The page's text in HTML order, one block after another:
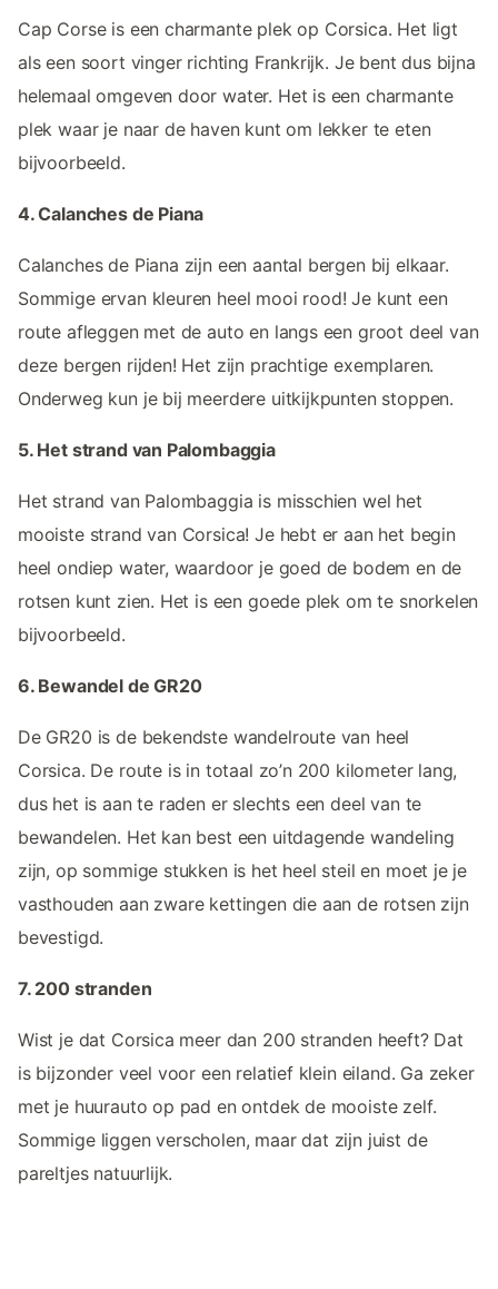
Cap Corse is een charmante plek op Corsica. Het ligt
als een soort vinger richting Frankrijk. Je bent dus bijna
helemaal omgeven door water. Het is een charmante
plek waar je naar de haven kunt om lekker te eten
bijvoorbeeld.
4. Calanches de Piana
Calanches de Piana zijn een aantal bergen bij elkaar.
Sommige ervan kleuren heel mooi rood! Je kunt een
route afleggen met de auto en langs een groot deel van
deze bergen rijden! Het zijn prachtige exemplaren.
Onderweg kun je bij meerdere uitkijkpunten stoppen.
5. Het strand van Palombaggia
Het strand van Palombaggia is misschien wel het
mooiste strand van Corsica! Je hebt er aan het begin
heel ondiep water, waardoor je goed de bodem en de
rotsen kunt zien. Het is een goede plek om te snorkelen
bijvoorbeeld.
6. Bewandel de GR20
De GR20 is de bekendste wandelroute van heel
Corsica. De route is in totaal zo’n 200 kilometer lang,
dus het is aan te raden er slechts een deel van te
bewandelen. Het kan best een uitdagende wandeling
zijn, op sommige stukken is het heel steil en moet je je
vasthouden aan zware kettingen die aan de rotsen zijn
bevestigd.
7. 200 stranden
Wist je dat Corsica meer dan 200 stranden heeft? Dat
is bijzonder veel voor een relatief klein eiland. Ga zeker
met je huurauto op pad en ontdek de mooiste zelf.
Sommige liggen verscholen, maar dat zijn juist de
pareltjes natuurlijk.